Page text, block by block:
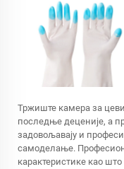
Тржиште камера за
последње деценије, а
задовољавају и
самоделање.
карактеристике као